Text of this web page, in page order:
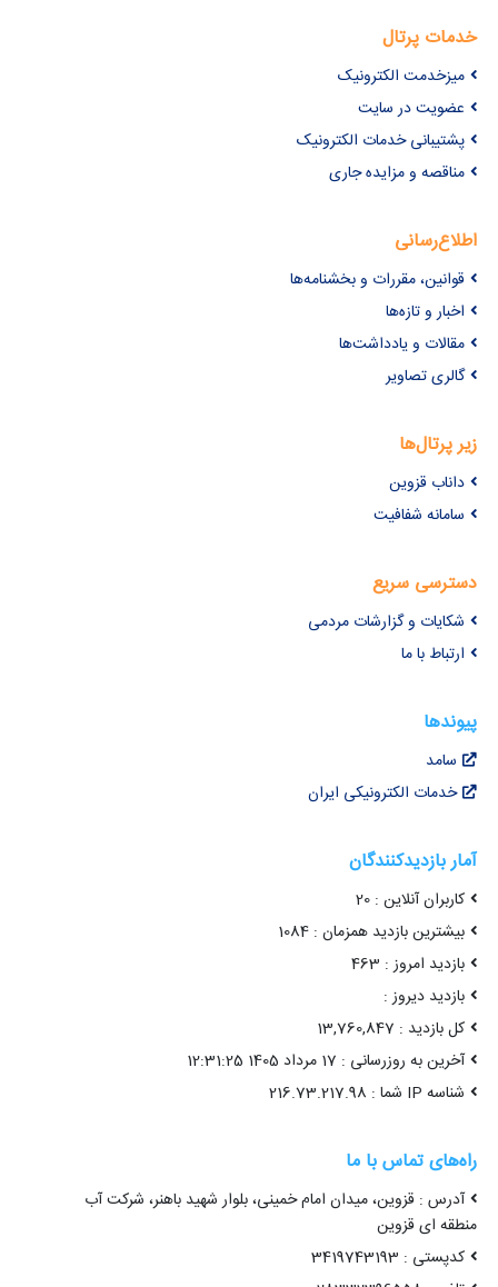
خدمات پرتال
میزخدمت الکترونیک
عضویت در سایت
پشتیبانی خدمات الکترونیک
مناقصه و مزایده جاری
اطلاع‌رسانی
قوانین، مقررات و بخشنامه‌ها
اخبار و تازه‌ها
مقالات و یادداشت‌ها
گالری تصاویر
زیر پرتال‌ها
داناب قزوین
سامانه شفافیت
دسترسی سریع
شکایات و گزارشات مردمی
ارتباط با ما
پیوندها
سامد
خدمات الکترونیکی ایران
آمار بازدیدکنندگان
کاربران آنلاین : 20
بیشترین بازدید همزمان : 1084
بازدید امروز : 463
بازدید دیروز :
کل بازدید : 13,760,847
آخرین به روزرسانی : 17 مرداد 1405 12:31:25
شناسه IP شما : 216.73.217.98
راه‌های تماس با ما
آدرس : قزوین، میدان امام خمینی، بلوار شهید باهنر، شرکت آب
منطقه ای قزوین
کدپستی : 3419743193